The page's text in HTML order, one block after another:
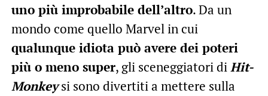
uno più improbabile dell’altro. Da un
mondo come quello Marvel in cui
qualunque idiota può avere dei poteri
più o meno super, gli sceneggiatori diHit-
Monkeysi sono divertiti a mettere sulla